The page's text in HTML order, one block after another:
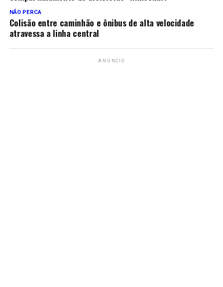
NÃO PERCA
Colisão entre caminhão e ônibus de alta velocidade
atravessa a linha central
ANÚNCIO